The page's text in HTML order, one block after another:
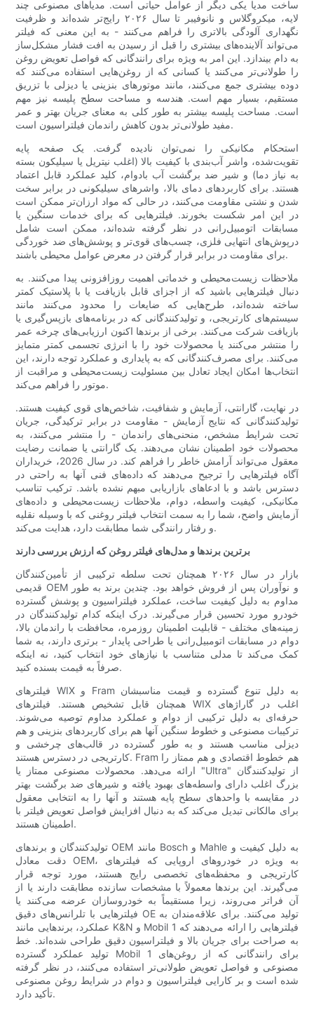
ساخت مدیا یکی دیگر از عوامل حیاتی است. مدیاهای مصنوعی چند
لایه، میکروگلاس و نانوفیبر تا سال ۲۰۲۶ رایج‌تر شده‌اند و ظرفیت
نگهداری آلودگی بالاتری را فراهم می‌کنند - به این معنی که فیلتر
می‌تواند آلاینده‌های بیشتری را قبل از رسیدن به افت فشار مشکل‌ساز
به دام بیندازد. این امر به ویژه برای رانندگانی که فواصل تعویض روغن
را طولانی‌تر می‌کنند یا کسانی که از روغن‌هایی استفاده می‌کنند که
دوده بیشتری جمع می‌کنند، مانند موتورهای بنزینی یا دیزلی با تزریق
مستقیم، بسیار مهم است. هندسه و مساحت سطح پلیسه نیز مهم
است. مساحت پلیسه بیشتر به طور کلی به معنای جریان بهتر و عمر
مفید طولانی‌تر بدون کاهش راندمان فیلتراسیون است.
استحکام مکانیکی را نمی‌توان نادیده گرفت. یک صفحه پایه
تقویت‌شده، واشر آب‌بندی با کیفیت بالا (اغلب نیتریل یا سیلیکون بسته
به نیاز دما) و شیر ضد برگشت آب بادوام، کلید عملکرد قابل اعتماد
هستند. برای کاربردهای دمای بالا، واشرهای سیلیکونی در برابر سخت
شدن و نشتی مقاومت می‌کنند، در حالی که مواد ارزان‌تر ممکن است
در این امر شکست بخورند. فیلترهایی که برای خدمات سنگین یا
مسابقات اتومبیل‌رانی در نظر گرفته شده‌اند، ممکن است شامل
درپوش‌های انتهایی فلزی، چسب‌های قوی‌تر و پوشش‌های ضد خوردگی
برای مقاومت در برابر قرار گرفتن در معرض عوامل محیطی باشند.
ملاحظات زیست‌محیطی و خدماتی اهمیت روزافزونی پیدا می‌کنند. به
دنبال فیلترهایی باشید که از اجزای قابل بازیافت یا با پلاستیک کمتر
ساخته شده‌اند، طرح‌هایی که ضایعات را محدود می‌کنند مانند
سیستم‌های کارتریجی، و تولیدکنندگانی که در برنامه‌های بازپس‌گیری یا
بازیافت شرکت می‌کنند. برخی از برندها اکنون ارزیابی‌های چرخه عمر
را منتشر می‌کنند یا محصولات خود را با انرژی تجسمی کمتر متمایز
می‌کنند. برای مصرف‌کنندگانی که به پایداری و عملکرد توجه دارند، این
انتخاب‌ها امکان ایجاد تعادل بین مسئولیت زیست‌محیطی و مراقبت از
موتور را فراهم می‌کند.
در نهایت، گارانتی، آزمایش و شفافیت، شاخص‌های قوی کیفیت هستند.
تولیدکنندگانی که نتایج آزمایش - مقاومت در برابر ترکیدگی، جریان
تحت شرایط مشخص، منحنی‌های راندمان - را منتشر می‌کنند، به
محصولات خود اطمینان نشان می‌دهند. یک گارانتی یا ضمانت رضایت
معقول می‌تواند آرامش خاطر را فراهم کند. در سال 2026، خریداران
آگاه فیلترهایی را ترجیح می‌دهند که داده‌های فنی آنها به راحتی در
دسترس باشد و با ادعاهای بازاریابی مبهم نشده باشد. ترکیب تناسب
مکانیکی، کیفیت واسطه، دوام، ملاحظات زیست‌محیطی و داده‌های
آزمایش واضح، شما را به سمت انتخاب فیلتر روغنی که با وسیله نقلیه
و رفتار رانندگی شما مطابقت دارد، هدایت می‌کند.
برترین برندها و مدل‌های فیلتر روغن که ارزش بررسی دارند
بازار در سال ۲۰۲۶ همچنان تحت سلطه ترکیبی از تأمین‌کنندگان
قدیمی OEM و نوآوران پس از فروش خواهد بود. چندین برند به طور
مداوم به دلیل کیفیت ساخت، عملکرد فیلتراسیون و پوشش گسترده
خودرو مورد تحسین قرار می‌گیرند. درک اینکه کدام تولیدکنندگان در
زمینه‌های مختلف - قابلیت اطمینان روزمره، محافظت با راندمان بالا،
دوام در مسابقات اتومبیل‌رانی یا طراحی پایدار - برتری دارند، به شما
کمک می‌کند تا مدلی متناسب با نیازهای خود انتخاب کنید، نه اینکه
صرفاً به قیمت بسنده کنید.
فیلترهای WIX و Fram به دلیل تنوع گسترده و قیمت مناسبشان
همچنان قابل تشخیص هستند. فیلترهای WIX اغلب در گاراژهای
حرفه‌ای به دلیل ترکیبی از دوام و عملکرد مداوم توصیه می‌شوند.
ترکیبات مصنوعی و خطوط سنگین آنها هم برای کاربردهای بنزینی و هم
دیزلی مناسب هستند و به طور گسترده در قالب‌های چرخشی و
کارتریجی در دسترس هستند. Fram هم خطوط اقتصادی و هم ممتاز را
ارائه می‌دهد. محصولات مصنوعی ممتاز یا "Ultra" از تولیدکنندگان
بزرگ اغلب دارای واسطه‌های بهبود یافته و شیرهای ضد برگشت بهتر
در مقایسه با واحدهای سطح پایه هستند و آنها را به انتخابی معقول
برای مالکانی تبدیل می‌کند که به دنبال افزایش فواصل تعویض فیلتر با
اطمینان هستند.
تولیدکنندگان و برندهای OEM مانند Bosch و Mahle به دلیل کیفیت و
دقت معادل OEM، به ویژه در خودروهای اروپایی که فیلترهای
کارتریجی و محفظه‌های تخصصی رایج هستند، مورد توجه قرار
می‌گیرند. این برندها معمولاً با مشخصات سازنده مطابقت دارند یا از
آن فراتر می‌روند، زیرا مستقیماً به خودروسازان عرضه می‌کنند یا
فیلترهایی با تلرانس‌های دقیق OE تولید می‌کنند. برای علاقه‌مندان به
عملکرد، برندهایی مانند K&N و Mobil 1 فیلترهایی را ارائه می‌دهند که
به صراحت برای جریان بالا و فیلتراسیون دقیق طراحی شده‌اند. خط
تولید عملکرد گسترده Mobil 1 برای رانندگانی که از روغن‌های
مصنوعی و فواصل تعویض طولانی‌تر استفاده می‌کنند، در نظر گرفته
شده است و بر کارایی فیلتراسیون و دوام در شرایط روغن مصنوعی
تأکید دارد.